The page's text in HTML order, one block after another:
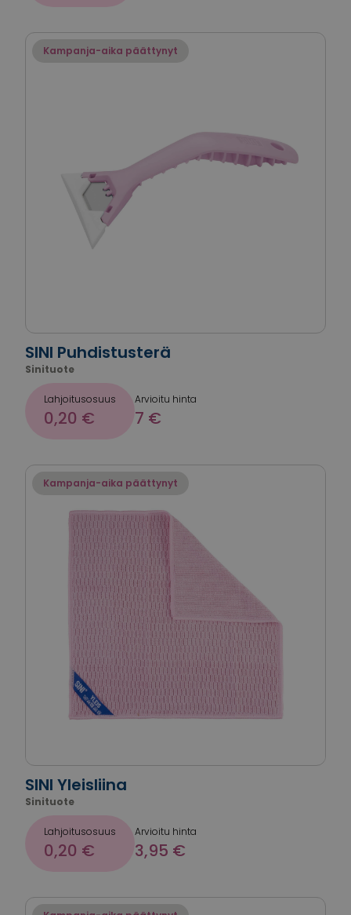
Kampanja-aika päättynyt
SINI Puhdistusterä
Sinituote
Lahjoitusosuus
0,20 €
Arvioitu hinta
7 €
Kampanja-aika päättynyt
SINI Yleisliina
Sinituote
Lahjoitusosuus
0,20 €
Arvioitu hinta
3,95 €